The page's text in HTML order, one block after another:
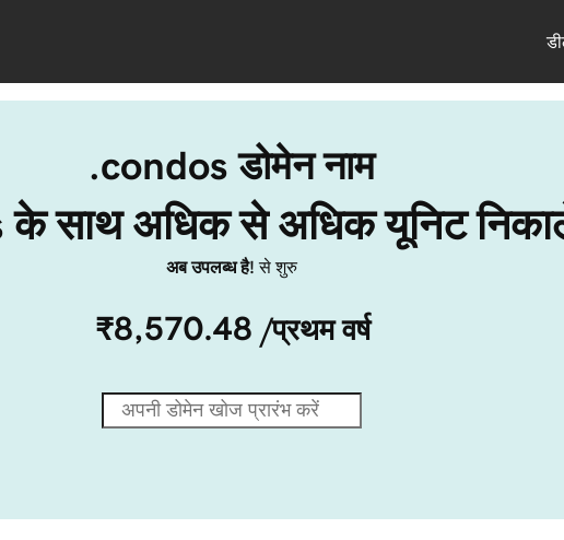
.condos डोमेन नाम
के साथ अधिक से अधिक यूनिट
अब उपलब्ध है!से शुरु
₹8,570.48 /प्रथम वर्ष